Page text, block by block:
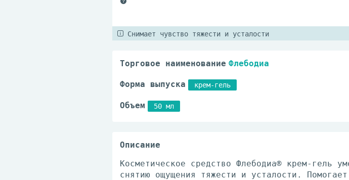
Снимает чувство тяжести и усталости
Торговое наименование Флебодиа
Форма выпуска крем-гель
Объем 50 мл
Описание
Косметическое средство Флебодиа® крем-гель
снятию ощущения тяжести и усталости.